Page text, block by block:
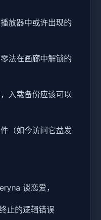
放器中或许出现的
法在画廊中解锁的
入载备份应该可以
（如今访问它益发
谈恋爱，
止的逻辑错误